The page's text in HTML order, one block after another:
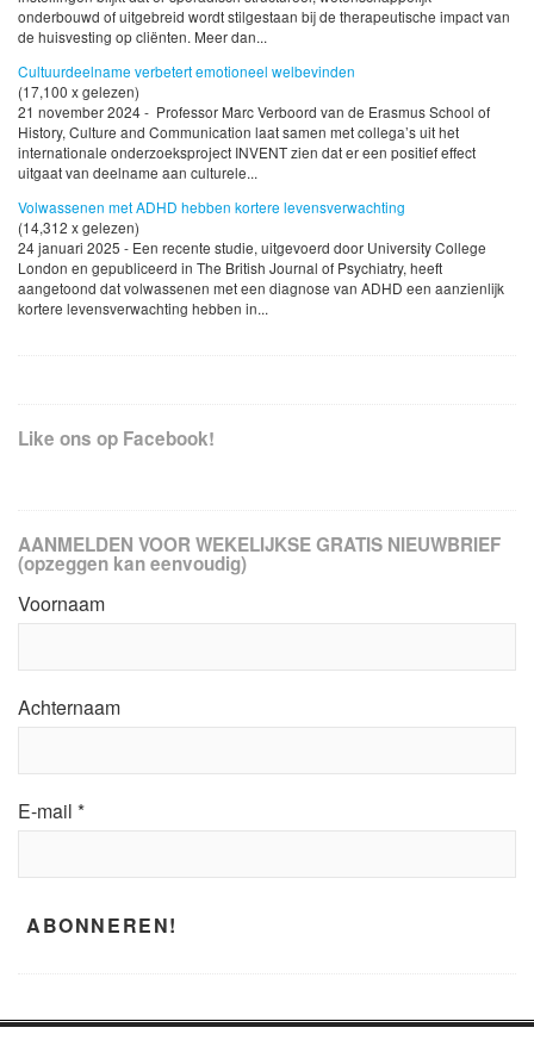
onderbouwd of uitgebreid wordt stilgestaan bij de therapeutische impact van
de huisvesting op cliënten. Meer dan...
Cultuurdeelname verbetert emotioneel welbevinden
(17,100 x gelezen)
21 november 2024 - Professor Marc Verboord van de Erasmus School of
History, Culture and Communication laat samen met collega’s uit het
internationale onderzoeksproject INVENT zien dat er een positief effect
uitgaat van deelname aan culturele...
Volwassenen met ADHD hebben kortere levensverwachting
(14,312 x gelezen)
24 januari 2025 - Een recente studie, uitgevoerd door University College
London en gepubliceerd in The British Journal of Psychiatry, heeft
aangetoond dat volwassenen met een diagnose van ADHD een aanzienlijk
kortere levensverwachting hebben in...
Like ons op Facebook!
AANMELDEN VOOR WEKELIJKSE GRATIS NIEUWBRIEF
(opzeggen kan eenvoudig)
Voornaam
Achternaam
E-mail *